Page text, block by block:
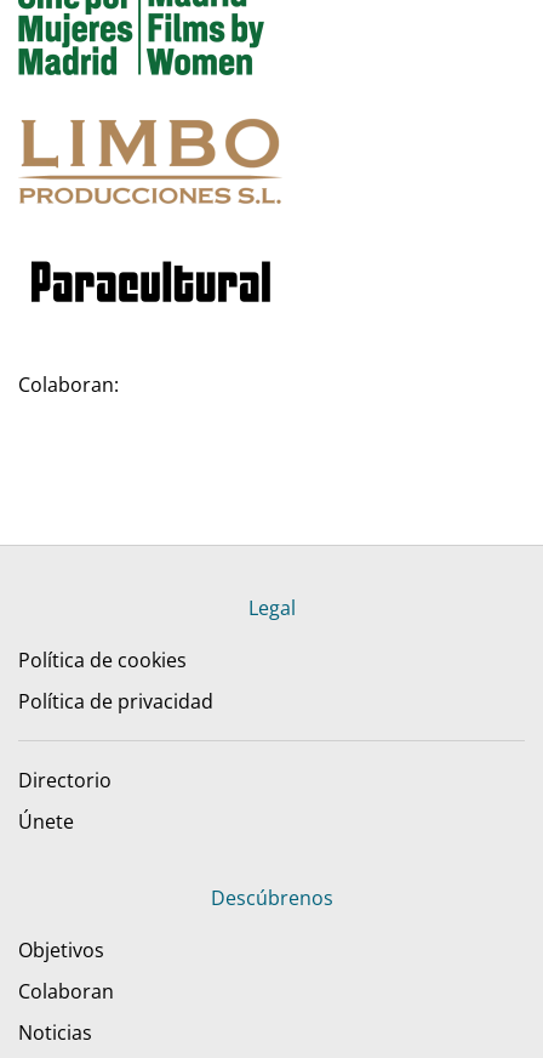
Colaboran:
Legal
Política de cookies
Política de privacidad
Directorio
Únete
Descúbrenos
Objetivos
Colaboran
Noticias